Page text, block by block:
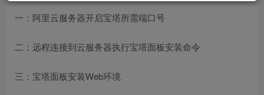
一：阿里云服务器开启宝塔所需端口号
二：远程连接到云服务器执行宝塔面板安装命令
三：宝塔面板安装Web环境